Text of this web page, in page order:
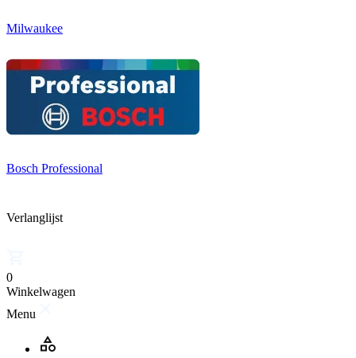
Milwaukee
Bosch Professional
Verlanglijst
0
Winkelwagen
Menu